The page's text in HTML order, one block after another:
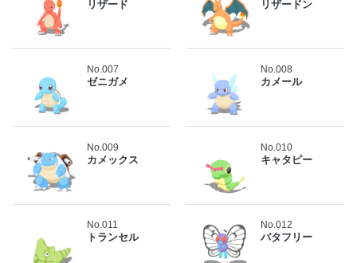
リザード リザードン
No.007
ゼニガメ
No.008
カメール
No.009
カメックス
No.010
キャタピー
No.011
トランセル
No.012
バタフリー